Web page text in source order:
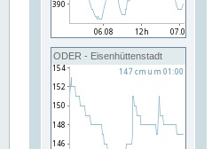
ODER - Eisenhüttenstadt